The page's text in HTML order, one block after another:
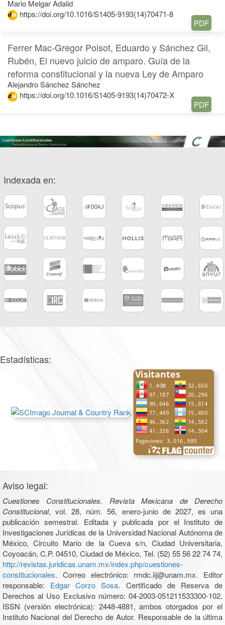
Mario Melgar Adalid
https://doi.org/10.1016/S1405-9193(14)70471-8
PDF
Ferrer Mac-Gregor Poisot, Eduardo y Sánchez Gil,
Rubén, El nuevo juicio de amparo. Guía de la
reforma constitucional y la nueva Ley de Amparo
Alejandro Sánchez Sánchez
https://doi.org/10.1016/S1405-9193(14)70472-X
PDF
Indexada en:
Estadísticas:
Aviso legal:
Cuestiones Constitucionales. Revista Mexicana de Derecho
Constitucional, vol. 28, núm. 56, enero-junio de 2027, es una
publicación semestral. Editada y publicada por el Instituto de
Investigaciones Jurídicas de la Universidad Nacional Autónoma de
México, Circuito Mario de la Cueva s/n, Ciudad Universitaria,
Coyoacán, C.P. 04510, Ciudad de México, Tel. (52) 55 56 22 74 74,
http://revistas.juridicas.unam.mx/index.php/cuestiones-
constitucionales. Correo electrónico: rmdc.iij@unam.mx. Editor
responsable: Edgar Corzo Sosa. Certificado de Reserva de
Derechos al Uso Exclusivo número: 04-2003-051211533300-102,
ISSN (versión electrónica): 2448-4881, ambos otorgados por el
Instituto Nacional del Derecho de Autor. Responsable de la última